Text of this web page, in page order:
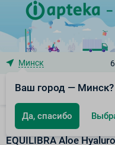
Минск
Ваш город — Минск?
Да, спасибо
Дополнительный уход за
EQUILIBRA Aloe